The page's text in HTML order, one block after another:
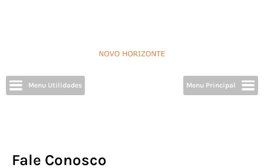
Menu Utilidades Menu Principal
Fale Conosco